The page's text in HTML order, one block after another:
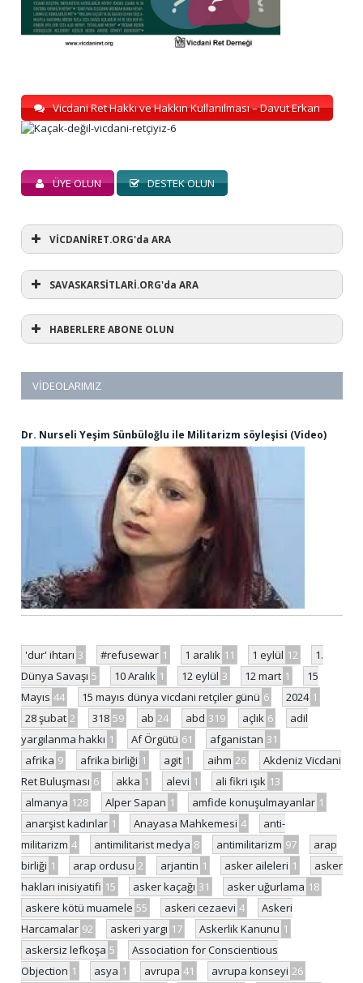
Vicdani Ret Hakkı ve Hakkın Kullanılması – Davut Erkan
ÜYE OLUN DESTEK OLUN
VİCDANİRET.ORG'da ARA
SAVASKARSİTLARİ.ORG'da ARA
HABERLERE ABONE OLUN
VIDEOLARIMIZ
Dr. Nurseli Yeşim Sünbüloğlu ile Militarizm söyleşisi (Video)
'dur' ihtarı 3 #refusewar 1 1 aralık 11 1 eylül 12
1.
Dünya Savaşı 5 10 Aralık 1 12 eylül 3 12 mart 1
15
Mayıs 44 15 mayıs dünya vicdani retçiler günü 6 2024 1
28 şubat 2 318 59 ab 24 abd 319 açlık 6
adil
yargılanma hakkı 1 Af Örgütü 61 afganistan 31
afrika 9 afrika birliği 1 agit 1 aihm 26
Akdeniz Vicdani
Ret Buluşması 6 akka 1 alevi 1 ali fikri ışık 13
almanya 128 Alper Sapan 1 amfide konuşulmayanlar 1
anarşist kadınlar 1 Anayasa Mahkemesi 4
anti-
militarizm 4 antimilitarist medya 8 antimilitarizm 97
arap
birliği 1 arap ordusu 2 arjantin 1 asker aileleri 1
asker
hakları inisiyatifi 15 asker kaçağı 31 asker uğurlama 18
askere kötü muamele 55 askeri cezaevi 4
Askeri
Harcamalar 92 askeri yargı 17 Askerlik Kanunu 1
askersiz lefkoşa 5
Association for Conscientious
Objection 1 asya 1 avrupa 41 avrupa konseyi 26